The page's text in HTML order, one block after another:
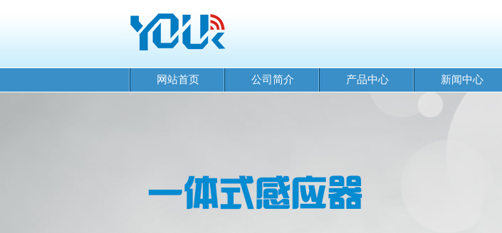
网站首页 公司简介 产品中心 新闻中心